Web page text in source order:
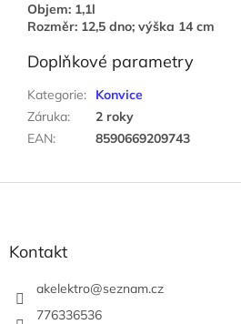
Objem: 1,1l
Rozměr: 12,5 dno; výška 14 cm
Doplňkové parametry
Kategorie:
Konvice
Záruka:
2 roky
EAN: 8590669209743
Z
Kontakt
akelektro@seznam.cz
776336536